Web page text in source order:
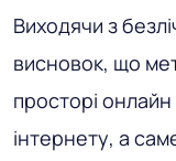
Виходячи з
висновок, що
просторі
інтернету, а